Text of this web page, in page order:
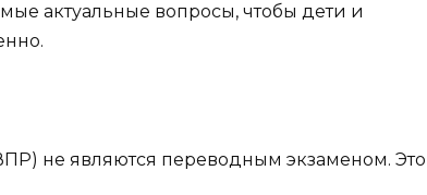
актуальные вопросы, чтобы дети и
не являются переводным экзаменом. Это